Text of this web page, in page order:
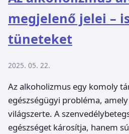
megjelenő jelei –
tüneteket
2025. 05. 22.
Az alkoholizmus egy komoly
egészségügyi probléma,
világszerte. A
egészséget károsítja, hanem